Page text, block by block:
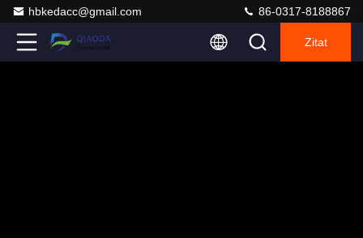
hbkedacc@gmail.com 86-0317-8188867
Zitat